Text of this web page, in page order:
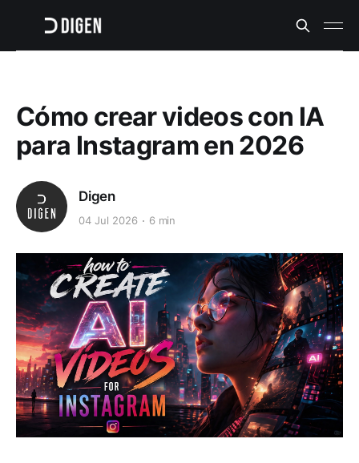
Cómo crear videos con IA
para Instagram en 2026
Digen
04 Jul 2026 6 min